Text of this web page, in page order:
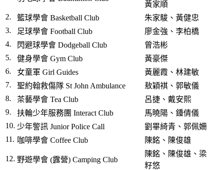
黃家順
2.
籃球學會 Basketball Club
朱家駿、黃健忠
3.
足球學會 Football Club
廖金強、李柏橋
4.
閃避球學會 Dodgeball Club
曾浩彬
5.
健身學會 Gym Club
黃豪傑
6.
女童軍 Girl Guides
黃麗霞、林建敏
7.
聖約翰救傷隊 St John Ambulance
敖穎褀、郭敏儀
8.
茶藝學會 Tea Club
呂捷、戴安熙
9.
扶輪少年服務團 Interact Club
馬曉陽、鍾倩儀
10. 少年警訊 Junior Police Call
劉畢綺青、郭佩姍
11. 咖啡學會 Coffee Club 陳銘、陳俊雄
12. 野遊學會 (露營) Camping Club
陳銘、陳俊雄、梁
籽悠